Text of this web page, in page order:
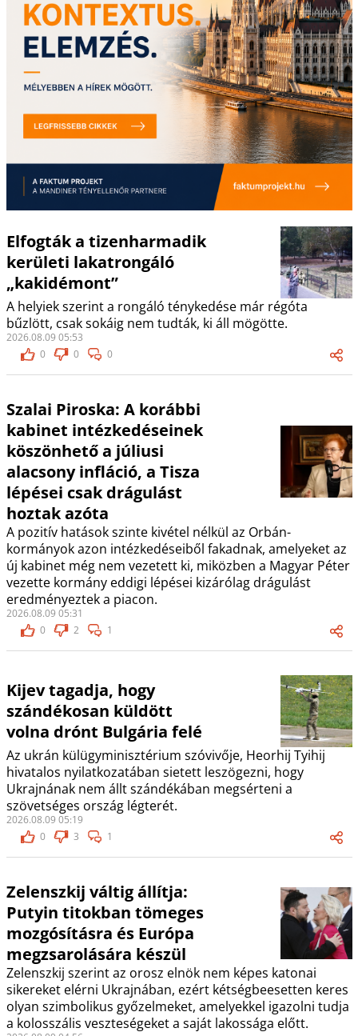
Elfogták a tizenharmadik
kerületi lakatrongáló
„kakidémont”
A helyiek szerint a rongáló ténykedése már régóta
bűzlött, csak sokáig nem tudták, ki áll mögötte.
2026.08.09 05:53
0
0 0
Szalai Piroska: A korábbi
kabinet intézkedéseinek
köszönhető a júliusi
alacsony infláció, a Tisza
lépései csak drágulást
hoztak azóta
A pozitív hatások szinte kivétel nélkül az Orbán-
kormányok azon intézkedéseiből fakadnak, amelyeket az
új kabinet még nem vezetett ki, miközben a Magyar Péter
vezette kormány eddigi lépései kizárólag drágulást
eredményeztek a piacon.
2026.08.09 05:31
0
2 1
Kijev tagadja, hogy
szándékosan küldött
volna drónt Bulgária felé
Az ukrán külügyminisztérium szóvivője, Heorhij Tyihij
hivatalos nyilatkozatában sietett leszögezni, hogy
Ukrajnának nem állt szándékában megsérteni a
szövetséges ország légterét.
2026.08.09 05:19
0
3 1
Zelenszkij váltig állítja:
Putyin titokban tömeges
mozgósításra és Európa
megzsarolására készül
Zelenszkij szerint az orosz elnök nem képes katonai
sikereket elérni Ukrajnában, ezért kétségbeesetten keres
olyan szimbolikus győzelmeket, amelyekkel igazolni tudja
a kolosszális veszteségeket a saját lakossága előtt.